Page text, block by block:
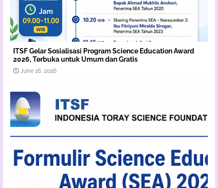
ITSF Gelar Sosialisasi Program Science Education Award
2026, Terbuka untuk Umum dan Gratis
June 16, 2026